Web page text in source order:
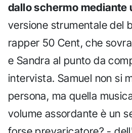
dallo schermo mediante
versione strumentale del
rapper 50 Cent, che
e Sandra al punto da
intervista. Samuel non si
persona, ma quella
volume assordante è un